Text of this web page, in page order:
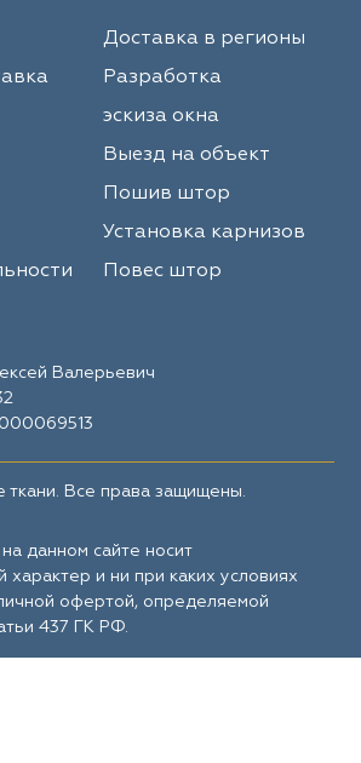
Доставка в регионы
Разработка
эскиза окна
Выезд на объект
Пошив штор
Установка карнизов
Повес штор
Валерьевич
Все права защищены.
данном сайте носит
характер и ни при каких условиях
офертой, определяемой
437 ГК РФ.